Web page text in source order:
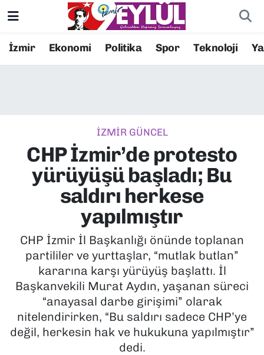
İzmir Ekonomi Politika Spor Teknoloji
İZMİR GÜNCEL
CHP İzmir’de protesto
yürüyüşü başladı; Bu
saldırı herkese
yapılmıştır
CHP İzmir İl Başkanlığı önünde toplanan
partililer ve yurttaşlar, “mutlak butlan”
kararına karşı yürüyüş başlattı. İl
Başkanvekili Murat Aydın, yaşanan süreci
“anayasal darbe girişimi” olarak
nitelendirirken, “Bu saldırı sadece CHP’ye
değil, herkesin hak ve hukukuna yapılmıştır”
dedi.
Resmi İlanlar
EKONOMİ
KÜLTÜR SANAT
MAGAZİN
POLİTİKA
SAĞLIK
SPOR
Konak Nöbetçi Eczaneler
Süper Lig Puan Durumu ve Fikstür
Tüm Manşetler
Son Dakika Haberleri
Haber Arşivi